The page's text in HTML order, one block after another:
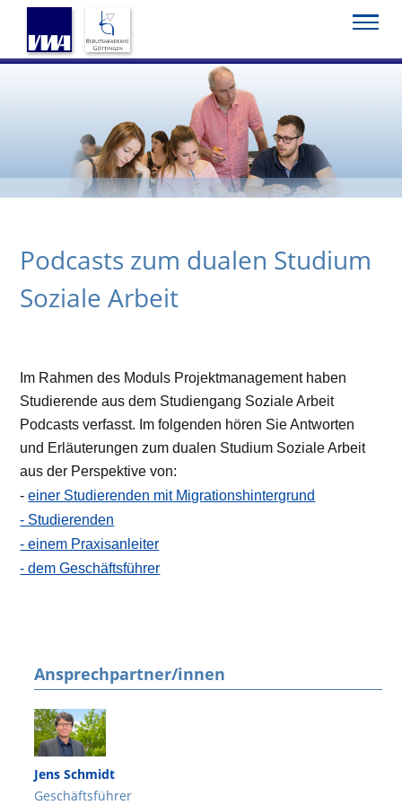
Startseite Service Podcasts
Podcasts zum dualen Studium
Soziale Arbeit
Im Rahmen des Moduls Projektmanagement haben
Studierende aus dem Studiengang Soziale Arbeit
Podcasts verfasst. Im folgenden hören Sie Antworten
und Erläuterungen zum dualen Studium Soziale Arbeit
aus der Perspektive von:
-einer Studierenden mit Migrationshintergrund
- Studierenden
- einem Praxisanleiter
- dem Geschäftsführer
Ansprechpartner/innen
Jens Schmidt
Geschäftsführer